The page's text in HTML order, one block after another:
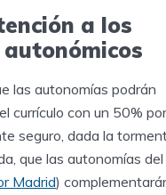
a los
las autonomías podrán
currículo con un 50%
seguro, dada la
que las autonomías
Madrid)